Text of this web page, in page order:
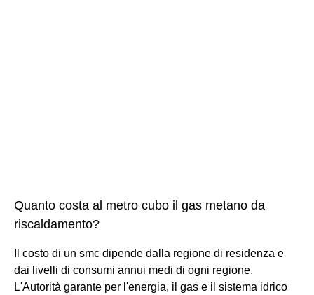
Quanto costa al metro cubo il gas metano da
riscaldamento?
Il costo di un smc dipende dalla regione di residenza e
dai livelli di consumi annui medi di ogni regione.
L'Autorità garante per l'energia, il gas e il sistema idrico